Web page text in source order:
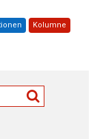
Kolumne